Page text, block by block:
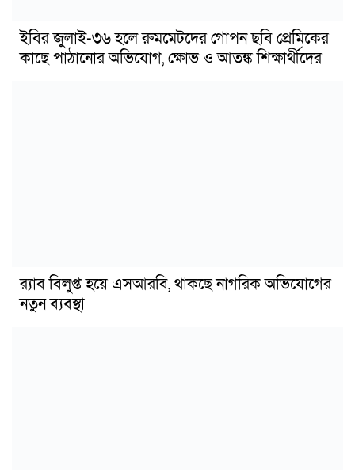
ইবির জুলাই-৩৬ হলে রুমমেটদের গোপন ছবি প্রেমিকের
কাছে পাঠানোর অভিযোগ, ক্ষোভ ও আতঙ্ক শিক্ষার্থীদের
র‍্যাব বিলুপ্ত হয়ে এসআরবি, থাকছে নাগরিক অভিযোগের
নতুন ব্যবস্থা